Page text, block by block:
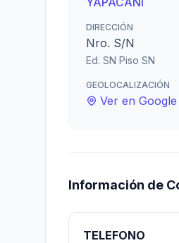
DIRECCIÓN
Nro. S/N
Ed. SN Piso SN
GEOLOCALIZACIÓN
Ver en
Información de
TELEFONO